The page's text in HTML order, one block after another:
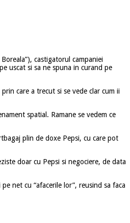
castigatorul campaniei
uscat si sa ne spuna in curand pe
care a trecut si se vede clar cum ii
spatial. Ramane se vedem ce
plin de doxe Pepsi, cu care pot
doar cu Pepsi si negociere, de data
net cu “afacerile lor”, reusind sa faca